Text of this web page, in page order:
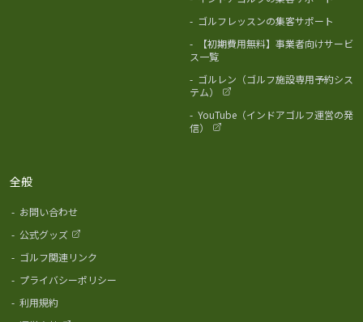
- ゴルフレッスンの集客サポート
-
【初期費用無料】事業者向けサービ
ス一覧
- ゴルレン（ゴルフ施設専用予約シス
テム）
- YouTube（インドアゴルフ運営の発
信）
全般
- お問い合わせ
- 公式グッズ
- ゴルフ関連リンク
- プライバシーポリシー
- 利用規約